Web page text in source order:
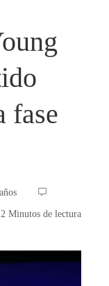
fase
2 Minutos de lectura